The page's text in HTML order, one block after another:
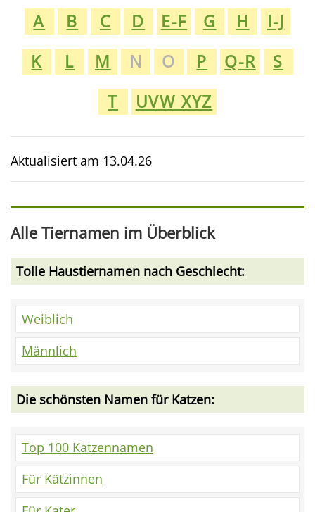
A
B C D E-F G H
I-J
K
L M N O P Q-R
S
T
UVW XYZ
Aktualisiert am 13.04.26
Alle Tiernamen im Überblick
Tolle Haustiernamen nach Geschlecht:
Weiblich
Männlich
Die schönsten Namen für Katzen:
Top 100 Katzennamen
Für Kätzinnen